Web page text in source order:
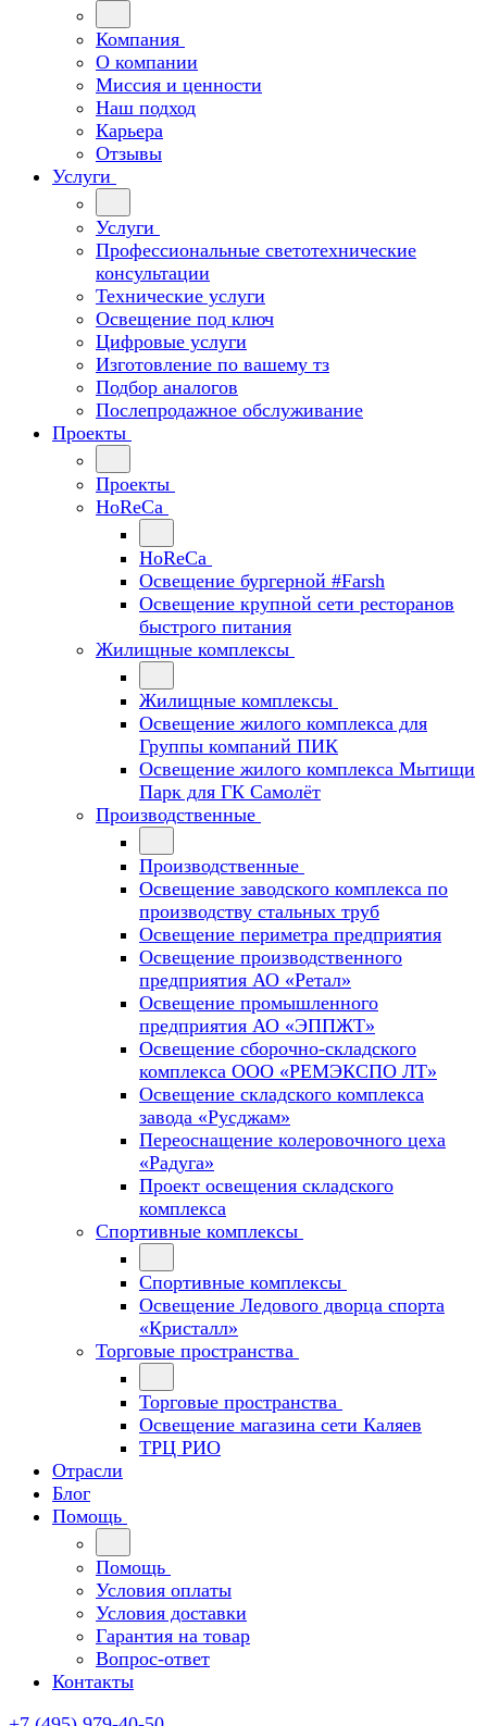
Компания
О компании
Миссия и ценности
Наш подход
Карьера
Отзывы
Услуги
Услуги
Профессиональные светотехнические
консультации
Технические услуги
Освещение под ключ
Цифровые услуги
Изготовление по вашему тз
Подбор аналогов
Послепродажное обслуживание
Проекты
Проекты
HoReCa
HoReCa
Освещение бургерной #Farsh
Освещение крупной сети ресторанов
быстрого питания
Жилищные комплексы
Жилищные комплексы
Освещение жилого комплекса для
Группы компаний ПИК
Освещение жилого комплекса Мытищи
Парк для ГК Самолёт
Производственные
Производственные
Освещение заводского комплекса по
производству стальных труб
Освещение периметра предприятия
Освещение производственного
предприятия АО «Ретал»
Освещение промышленного
предприятия АО «ЭППЖТ»
Освещение сборочно-складского
комплекса ООО «РЕМЭКСПО ЛТ»
Освещение складского комплекса
завода «Русджам»
Переоснащение колеровочного цеха
«Радуга»
Проект освещения складского
комплекса
Спортивные комплексы
Спортивные комплексы
Освещение Ледового дворца спорта
«Кристалл»
Торговые пространства
Торговые пространства
Освещение магазина сети Каляев
ТРЦ РИО
Отрасли
Блог
Помощь
Помощь
Условия оплаты
Условия доставки
Гарантия на товар
Вопрос-ответ
Контакты